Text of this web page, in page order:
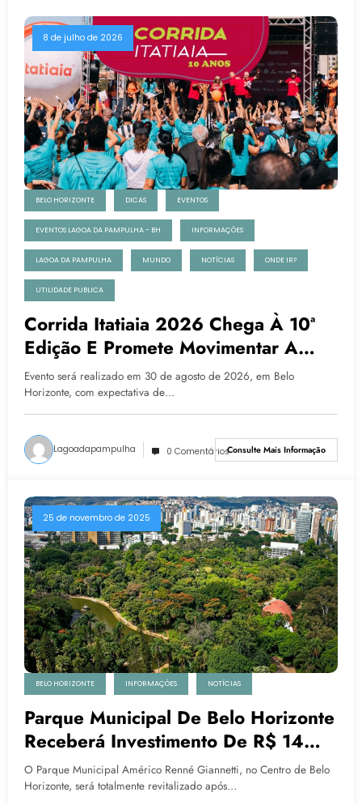
8 de julho de 2026
BELO HORIZONTE DICAS EVENTOS
EVENTOS LAGOA DA PAMPULHA - BH INFORMAÇÕES
LAGOA DA PAMPULHA MUNDO NOTÍCIAS ONDE IR?
UTILIDADE PUBLICA
Corrida Itatiaia 2026 Chega À 10ª
Edição E Promete Movimentar A
Nova Praça Da Pampulha
Evento será realizado em 30 de agosto de 2026, em Belo
Horizonte, com expectativa de…
Lagoadapampulha 0 ComentáriosConsulte Mais Informação
25 de novembro de 2025
BELO HORIZONTE INFORMAÇÕES NOTÍCIAS
Parque Municipal De Belo Horizonte
Receberá Investimento De R$ 14
Milhões Para Reforma
O Parque Municipal Américo Renné Giannetti, no Centro de Belo
Horizonte, será totalmente revitalizado após…